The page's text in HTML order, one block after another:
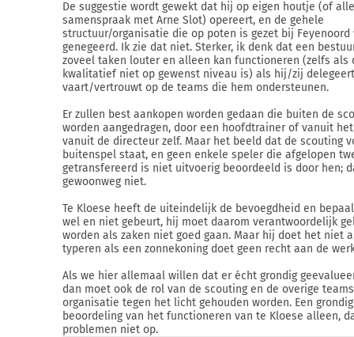
De suggestie wordt gewekt dat hij op eigen houtje (of
samenspraak met Arne Slot) opereert, en de gehele
structuur/organisatie die op poten is gezet bij Feyenoord
genegeerd. Ik zie dat niet. Sterker, ik denk dat een
zoveel taken louter en alleen kan functioneren (zelfs als
kwalitatief niet op gewenst niveau is) als hij/zij
vaart/vertrouwt op de teams die hem ondersteunen.
Er zullen best aankopen worden gedaan die buiten de
worden aangedragen, door een hoofdtrainer of vanuit
vanuit de directeur zelf. Maar het beeld dat de scouting
buitenspel staat, en geen enkele speler die afgelopen
getransfereerd is niet uitvoerig beoordeeld is door hen;
gewoonweg niet.
Te Kloese heeft de uiteindelijk de bevoegdheid en
wel en niet gebeurt, hij moet daarom verantwoordelijk
worden als zaken niet goed gaan. Maar hij doet het niet
typeren als een zonnekoning doet geen recht aan de
Als we hier allemaal willen dat er écht grondig
dan moet ook de rol van de scouting en de overige
organisatie tegen het licht gehouden worden. Een
beoordeling van het functioneren van te Kloese alleen,
problemen niet op.